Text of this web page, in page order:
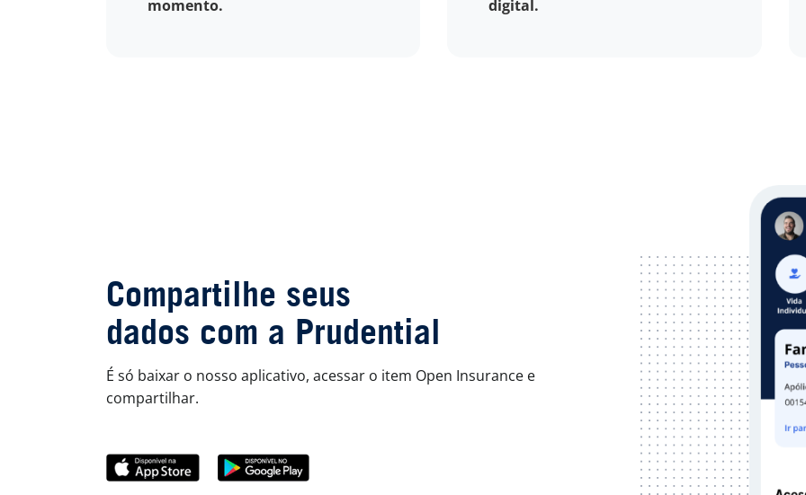
momento. digital.
Compartilhe seus
dados com a Prudential
É só baixar o nosso aplicativo, acessar o item Open Insurance e
compartilhar.